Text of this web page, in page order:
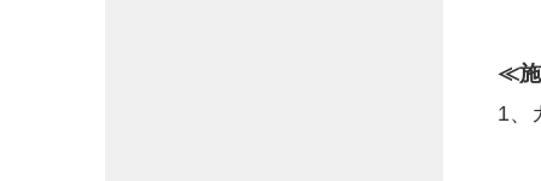
≪施
1、